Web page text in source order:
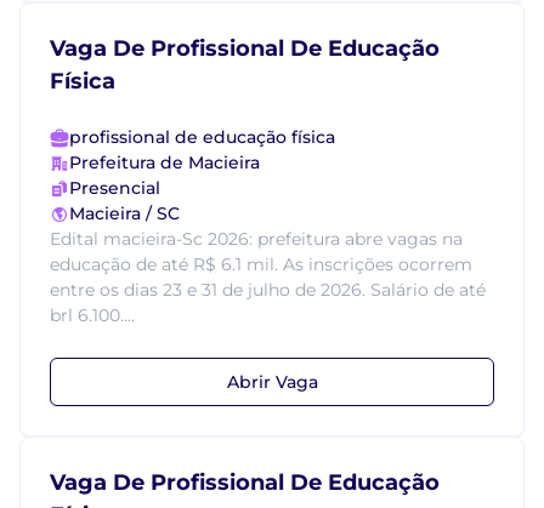
Vaga De Profissional De Educação
Física
profissional de educação física
Prefeitura de Macieira
Presencial
Macieira / SC
Edital macieira-Sc 2026: prefeitura abre vagas na
educação de até R$ 6.1 mil. As inscrições ocorrem
entre os dias 23 e 31 de julho de 2026. Salário de até
brl 6.100....
Abrir Vaga
Vaga De Profissional De Educação